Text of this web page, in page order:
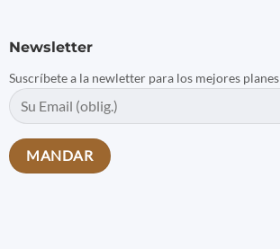
Newsletter
Suscríbete a la newletter para los mejores planes